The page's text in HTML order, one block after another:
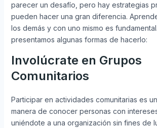
parecer un desafío, pero hay estrategias
pueden hacer una gran diferencia.
los demás y con uno mismo es
presentamos algunas formas de hacerlo:
Involúcrate en Grupos
Comunitarios
Participar en actividades comunitarias es
manera de conocer personas con
uniéndote a una organización sin fines de